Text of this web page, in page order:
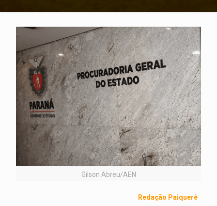
Gilson Abreu/AEN
Redação Paiquerê